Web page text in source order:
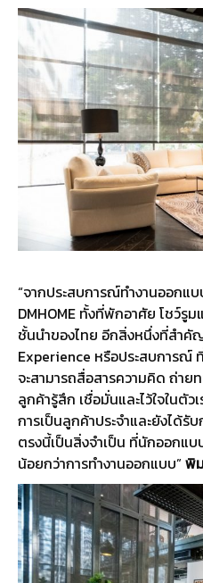
“จากประสบการณ์ทำงานออกแ
DMHOME ทั้งที่พักอาศัย โชว์รู
ชั้นนำของไทย อีกสิ่งหนึ่งที่สำคั
Experience หรือประสบการ
จะสามารถสื่อสารความคิด ถ่าย
ลูกค้ารู้สึก เชื่อมั่นและไว้ใจในตัว
การเป็นลูกค้าประจำและยังได้
ตรงนี้เป็นสิ่งจำเป็น ที่นักออกแ
น้อยกว่าการทำงานออกแบบ”พิ